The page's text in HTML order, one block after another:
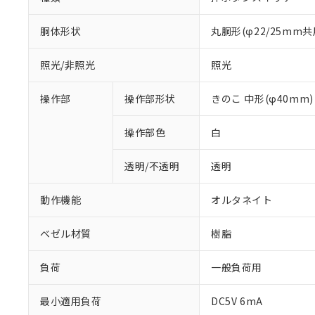
胴体形状 丸胴形(φ22/25mm共
照光/非照光 照光
操作部 操作部形状 きのこ 中形(φ40mm)
操作部色 白
透明/不透明 透明
動作機能 オルタネイト
ベゼル材質 樹脂
負荷 一般負荷用
最小適用負荷 DC5V 6mA
※1 対応状況